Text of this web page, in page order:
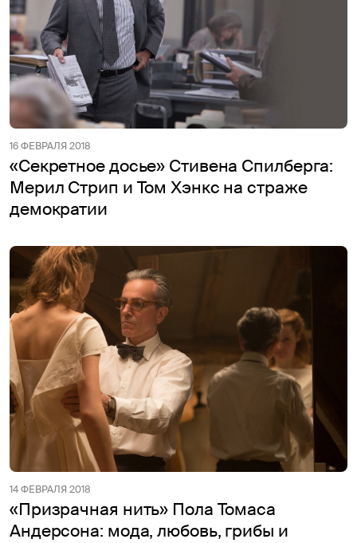
16 ФЕВРАЛЯ 2018
«Секретное досье» Стивена Спилберга:
Мерил Стрип и Том Хэнкс на страже
демократии
14 ФЕВРАЛЯ 2018
«Призрачная нить» Пола Томаса
Андерсона: мода, любовь, грибы и